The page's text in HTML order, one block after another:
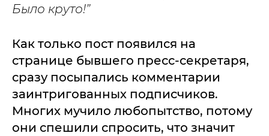
Было круто!”
Как только пост появился на
странице бывшего пресс-секретаря,
сразу посыпались комментарии
заинтригованных подписчиков.
Многих мучило любопытство, потому
они спешили спросить, что значит